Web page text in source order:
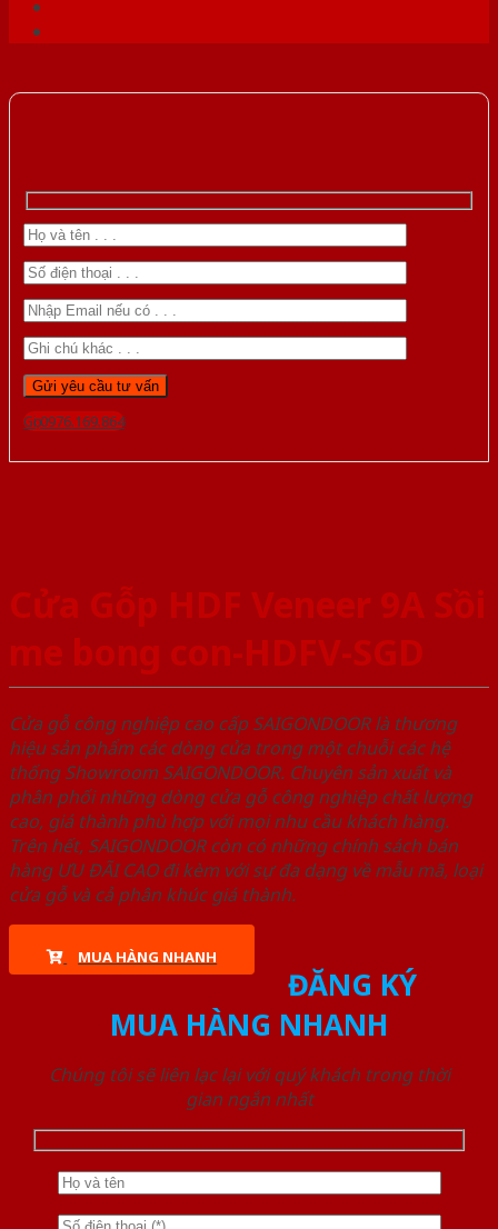
Gọi 0976.169.864
Cửa Gỗp HDF Veneer 9A Sồi
me bong con-HDFV-SGD
Cửa gỗ công nghiệp cao cấp SAIGONDOOR là thương
hiệu sản phẩm các dòng cửa trong một chuỗi các hệ
thống Showroom SAIGONDOOR. Chuyên sản xuất và
phân phối những dòng cửa gỗ công nghiệp chất lượng
cao, giá thành phù hợp với mọi nhu cầu khách hàng.
Trên hết, SAIGONDOOR còn có những chính sách bán
hàng ƯU ĐÃI CAO đi kèm với sự đa dạng về mẫu mã, loại
cửa gỗ và cả phân khúc giá thành.
MUA HÀNG NHANH
ĐĂNG KÝ
MUA HÀNG NHANH
Chúng tôi sẽ liên lạc lại với quý khách trong thời
gian ngắn nhất